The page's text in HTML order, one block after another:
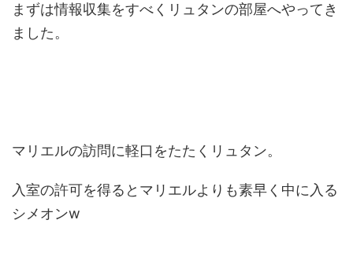
まずは情報収集をすべくリュタンの部屋へやってき
ました。
マリエルの訪問に軽口をたたくリュタン。
入室の許可を得るとマリエルよりも素早く中に入る
シメオンw